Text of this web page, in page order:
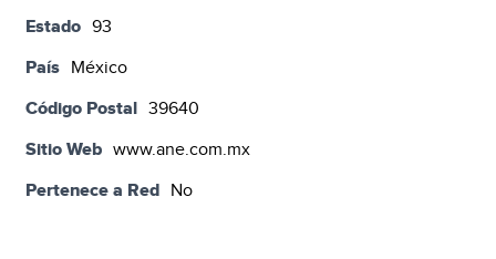
Estado 93
País México
Código Postal 39640
Sitio Web www.ane.com.mx
Pertenece a Red No